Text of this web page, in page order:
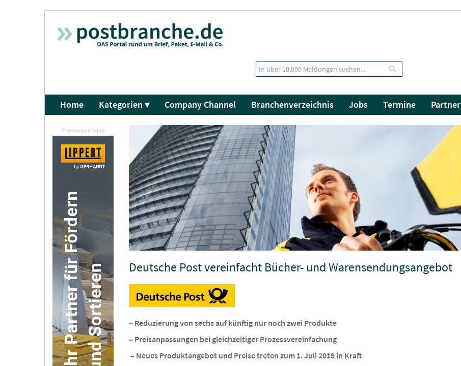
Home Kategorien ▾ Company Channel Branchenverzeichnis Jobs Termine Partner
Premiumwerbung
Deutsche Post vereinfacht Bücher- und Warensendungsangebot
– Reduzierung von sechs auf künftig nur noch zwei Produkte
– Preisanpassungen bei gleichzeitiger Prozessvereinfachung
– Neues Produktangebot und Preise treten zum 1. Juli 2019 in Kraft